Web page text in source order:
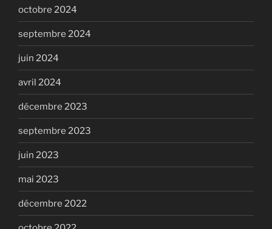
octobre 2024
septembre 2024
juin 2024
avril 2024
décembre 2023
septembre 2023
juin 2023
mai 2023
décembre 2022